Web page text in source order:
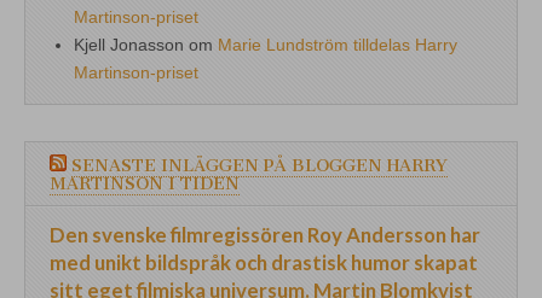
Martinson-priset
Kjell Jonasson om Marie Lundström tilldelas Harry
Martinson-priset
SENASTE INLÄGGEN PÅ BLOGGEN HARRY
MARTINSON I TIDEN
Den svenske filmregissören Roy Andersson har
med unikt bildspråk och drastisk humor skapat
sitt eget filmiska universum. Martin Blomkvist